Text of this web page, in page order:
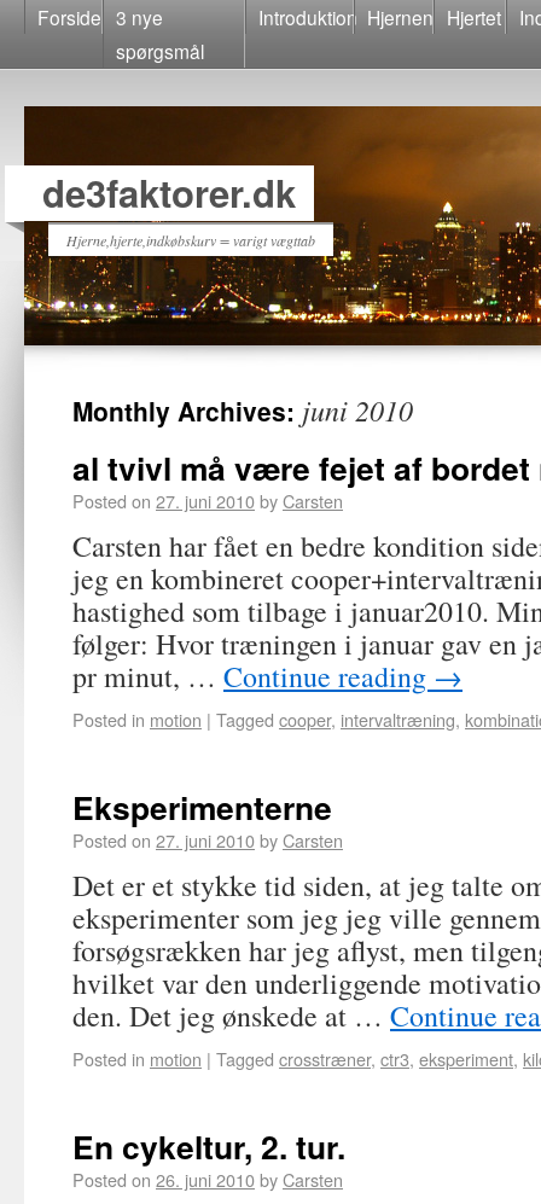
Forside 3 nye
spørgsmål
Introduktion Hjernen Hjertet
de3faktorer.dk
Hjerne,hjerte,indkøbskurv = varigt vægttab
Monthly Archives: juni 2010
al tvivl må være fejet af bordet
Posted on 27. juni 2010byCarsten
Carsten har fået en bedre kondition
jeg en kombineret
hastighed som tilbage i januar2010.
følger: Hvor træningen i januar gav en
pr minut, … Continue reading →
Posted in motion | Tagged cooper, intervaltræning,
Eksperimenterne
Posted on 27. juni 2010byCarsten
Det er et stykke tid siden, at jeg talte
eksperimenter som jeg jeg ville
forsøgsrækken har jeg aflyst, men
hvilket var den underliggende
den. Det jeg ønskede at … Continue
Posted in motion | Tagged crosstræner, ctr3, eksperiment,
En cykeltur, 2. tur.
Posted on 26. juni 2010byCarsten